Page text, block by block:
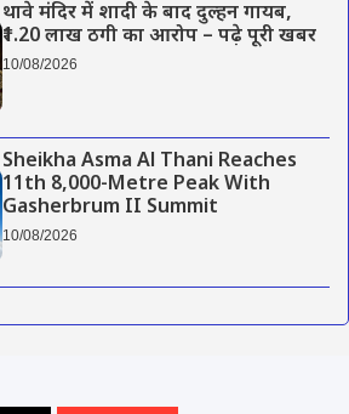
थावे मंदिर में शादी के बाद दुल्हन गायब,
₹1.20 लाख ठगी का आरोप – पढ़े पूरी खबर
10/08/2026
Sheikha Asma Al Thani Reaches
11th 8,000-Metre Peak With
Gasherbrum II Summit
10/08/2026